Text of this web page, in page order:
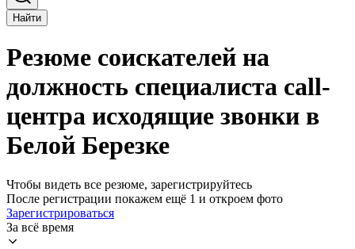
Найти
Резюме соискателей на
должность специалиста call-
центра исходящие звонки в
Белой Березке
Чтобы видеть все резюме, зарегистрируйтесь
После регистрации покажем ещё 1 и откроем фото
Зарегистрироваться
За всё время